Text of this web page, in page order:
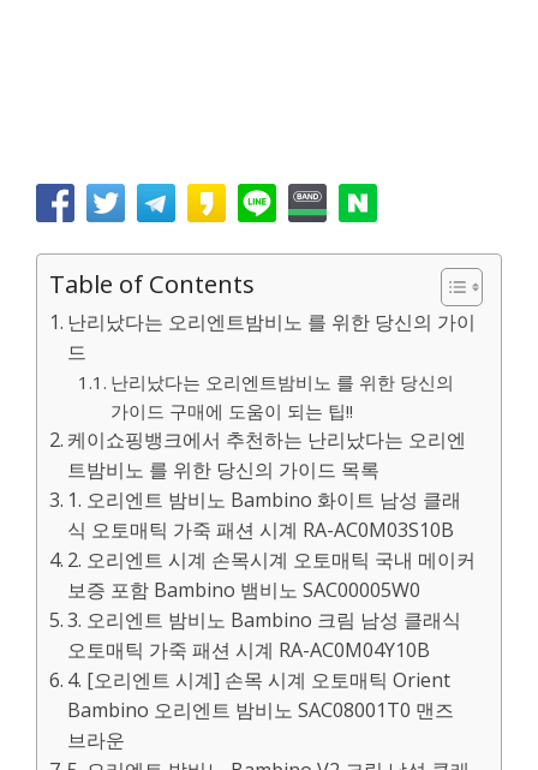
Table of Contents
난리났다는 오리엔트밤비노 를 위한 당신의 가이
드
난리났다는 오리엔트밤비노 를 위한 당신의
가이드 구매에 도움이 되는 팁!!
케이쇼핑뱅크에서 추천하는 난리났다는 오리엔
트밤비노 를 위한 당신의 가이드 목록
1. 오리엔트 밤비노 Bambino 화이트 남성 클래
식 오토매틱 가죽 패션 시계 RA-AC0M03S10B
2. 오리엔트 시계 손목시계 오토매틱 국내 메이커
보증 포함 Bambino 뱀비노 SAC00005W0
3. 오리엔트 밤비노 Bambino 크림 남성 클래식
오토매틱 가죽 패션 시계 RA-AC0M04Y10B
4. [오리엔트 시계] 손목 시계 오토매틱 Orient
Bambino 오리엔트 밤비노 SAC08001T0 맨즈
브라운